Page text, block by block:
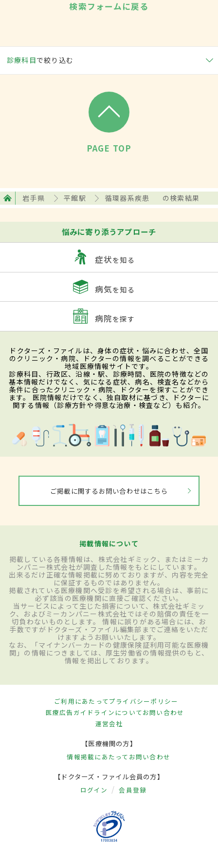
検索フォームに戻る
診療科目で絞り込む
PAGE TOP
岩手県 平館駅 循環器系疾患 の検索結果
悩みに寄り添うアプローチ
症状を知る
病気を知る
病院を探す
ドクターズ・ファイルは、身体の症状・悩みに合わせ、全国
のクリニック・病院、ドクターの情報を調べることができる
地域医療情報サイトです。
診療科目、行政区、沿線・駅、診療時間、医院の特徴などの
基本情報だけでなく、気になる症状、病名、検査名などから
条件に合ったクリニック・病院、ドクターを探すことができ
ます。 医院情報だけでなく、独自取材に基づき、ドクターに
関する情報（診療方針や得意な治療・検査など）も紹介。
ご掲載に関するお問い合わせはこちら
掲載情報について
掲載している各種情報は、株式会社ギミック、またはミーカ
ンパニー株式会社が調査した情報をもとにしています。
出来るだけ正確な情報掲載に努めておりますが、内容を完全
に保証するものではありません。
掲載されている医療機関へ受診を希望される場合は、事前に
必ず該当の医療機関に直接ご確認ください。
当サービスによって生じた損害について、株式会社ギミッ
ク、およびミーカンパニー株式会社ではその賠償の責任を一
切負わないものとします。 情報に誤りがある場合には、お
手数ですがドクターズ・ファイル編集部までご連絡をいただ
けますようお願いいたします。
なお、「マイナンバーカードの健康保険証利用可能な医療機
関」の情報につきましては、厚生労働省の情報提供のもと、
情報を掲出しております。
ご利用にあたってプライバシーポリシー
医療広告ガイドラインについてお問い合わせ
運営会社
【医療機関の方】
情報掲載にあたって お問い合わせ
【ドクターズ・ファイル会員の方】
ログイン 会員登録